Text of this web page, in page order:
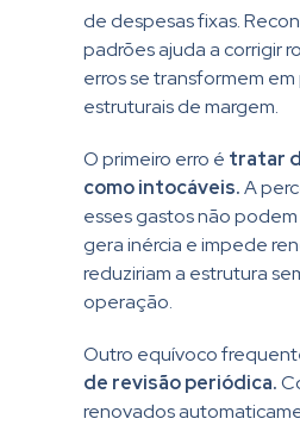
de despesas fixas.
padrões ajuda a corrigir
erros se transformem
estruturais de margem.
O primeiro erro é tratar
como intocáveis.A
esses gastos não
gera inércia e impede
reduziriam a estrutura
operação.
Outro equívoco
de revisão periódica.
renovados